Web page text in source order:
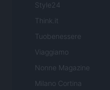
Style24
Think.it
Tuobenessere
Viaggiamo
Nonne Magazine
Milano Cortina